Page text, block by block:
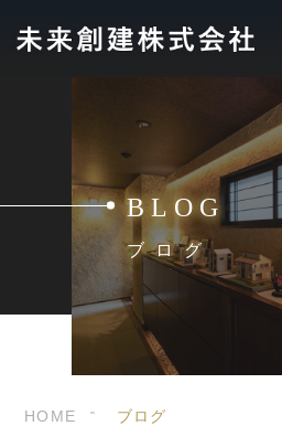
BLOG
ブログ
HOME ブログ